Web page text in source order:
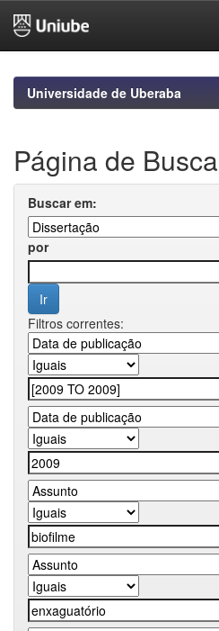
navigationUniversidade de Uberaba
Página de Busca
Buscar em:
por
Filtros correntes: